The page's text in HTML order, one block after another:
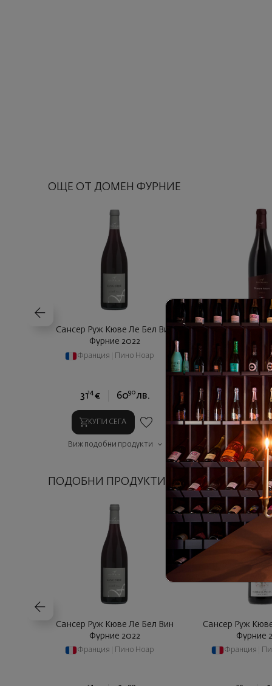
ОЩЕ ОТ ДОМЕН ФУРНИЕ
Сансер Руж Кюве Ле Бел Вин
Фурние 2022
Франция Пино Ноар
3114 € 6090 лв.
КУПИ СЕГА
Виж подобни продукти
Пино Ноар
Франция
1478
КУПИ
Виж подобни
ПОДОБНИ ПРОДУКТИ
Сансер Руж Кюве Ле Бел Вин
Фурние 2022
Франция Пино Ноар
Сансер Руж
Фурние
Франция